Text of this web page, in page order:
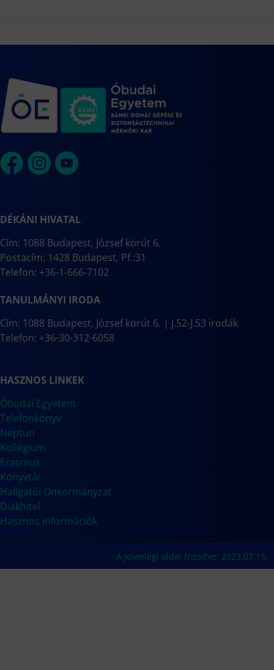
DÉKÁNI HIVATAL
Cím: 1088 Budapest, József körút 6.
Postacím: 1428 Budapest, Pf.:31
Telefon: +36-1-666-7102
TANULMÁNYI IRODA
Cím: 1088 Budapest, József körút 6. | J.52-J.53 irodák
Telefon: +36-30-312-6058
HASZNOS LINKEK
Óbudai Egyetem
Telefonkönyv
Neptun
Kollégium
Erasmus
Könyvtár
Hallgatói Önkormányzat
Diákhitel
Hasznos információk
A jelenlegi oldal frissítve: 2023.07.13.